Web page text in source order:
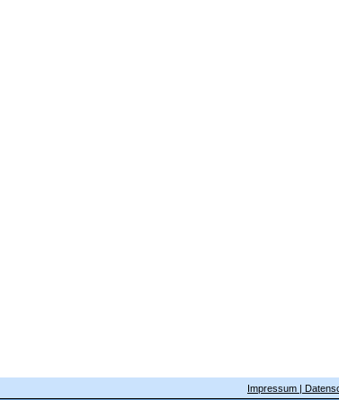
Impressum |